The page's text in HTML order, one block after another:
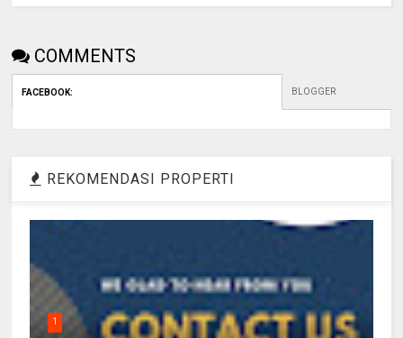
COMMENTS
FACEBOOK: BLOGGER
REKOMENDASI PROPERTI
1